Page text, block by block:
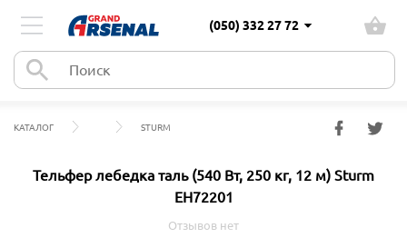
(050) 332 27 72
КАТАЛОГ STURM
Тельфер лебедка таль (540 Вт, 250 кг, 12 м) Sturm
EH72201
Отзывов нет